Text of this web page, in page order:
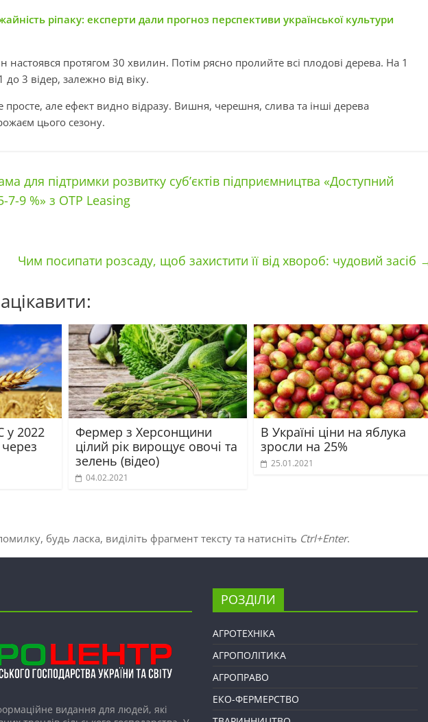
ріпаку: експерти дали прогноз перспективи української культури
настоявся протягом 30 хвилин. Потім рясно пролийте всі плодові дерева. На 1
до 3 відер, залежно від віку.
але ефект видно відразу. Вишня, черешня, слива та інші дерева
цього сезону.
для підтримки розвитку суб’єктів підприємництва «Доступний
7-9 %» з OTP Leasing
Чим посипати розсаду, щоб захистити її від хвороб: чудовий засіб
у 2022
Фермер з Херсонщини
цілий рік вирощує овочі та
зелень (відео)
04.02.2021
В Україні ціни на яблука
зросли на 25%
25.01.2021
будь ласка, виділіть фрагмент тексту та натисніть Ctrl+Enter.
видання для людей, які
РОЗДІЛИ
АГРОТЕХНІКА
АГРОПОЛІТИКА
АГРОПРАВО
ЕКО-ФЕРМЕРСТВО